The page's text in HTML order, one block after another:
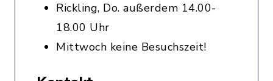
Rickling, Do. außerdem 14.00-
18.00 Uhr
Mittwoch keine Besuchszeit!